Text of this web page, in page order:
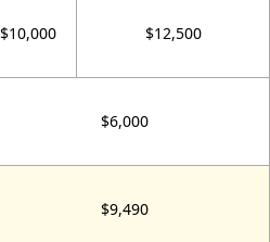
$10,000 $12,500
$6,000
$9,490